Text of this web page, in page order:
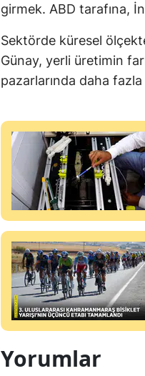
girmek. ABD tarafına,
Sektörde küresel
Günay, yerli üretimin
pazarlarında daha fazla
Yorumlar